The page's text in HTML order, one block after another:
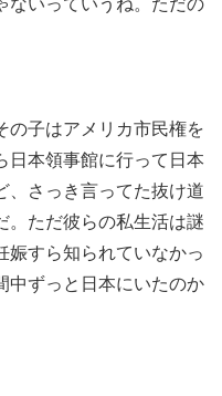
の子はアメリカ市民権を
日本領事館に行って日本
、さっき言ってた抜け道
。ただ彼らの私生活は謎
娠すら知られていなかっ
中ずっと日本にいたのか